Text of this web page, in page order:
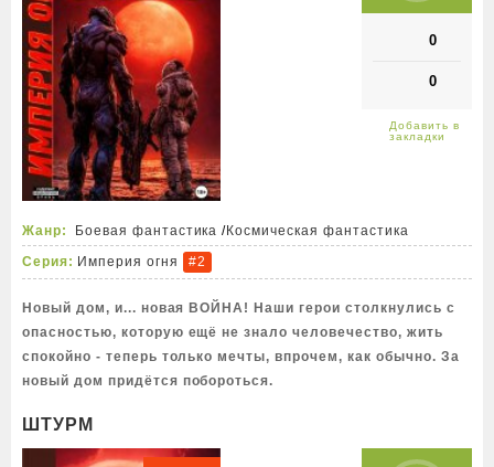
0
0
Жанр: Боевая фантастика /Космическая фантастика
Серия: Империя огня #2
Новый дом, и... новая ВОЙНА! Наши герои столкнулись с
опасностью, которую ещё не знало человечество, жить
спокойно - теперь только мечты, впрочем, как обычно. За
новый дом придётся побороться.
ШТУРМ